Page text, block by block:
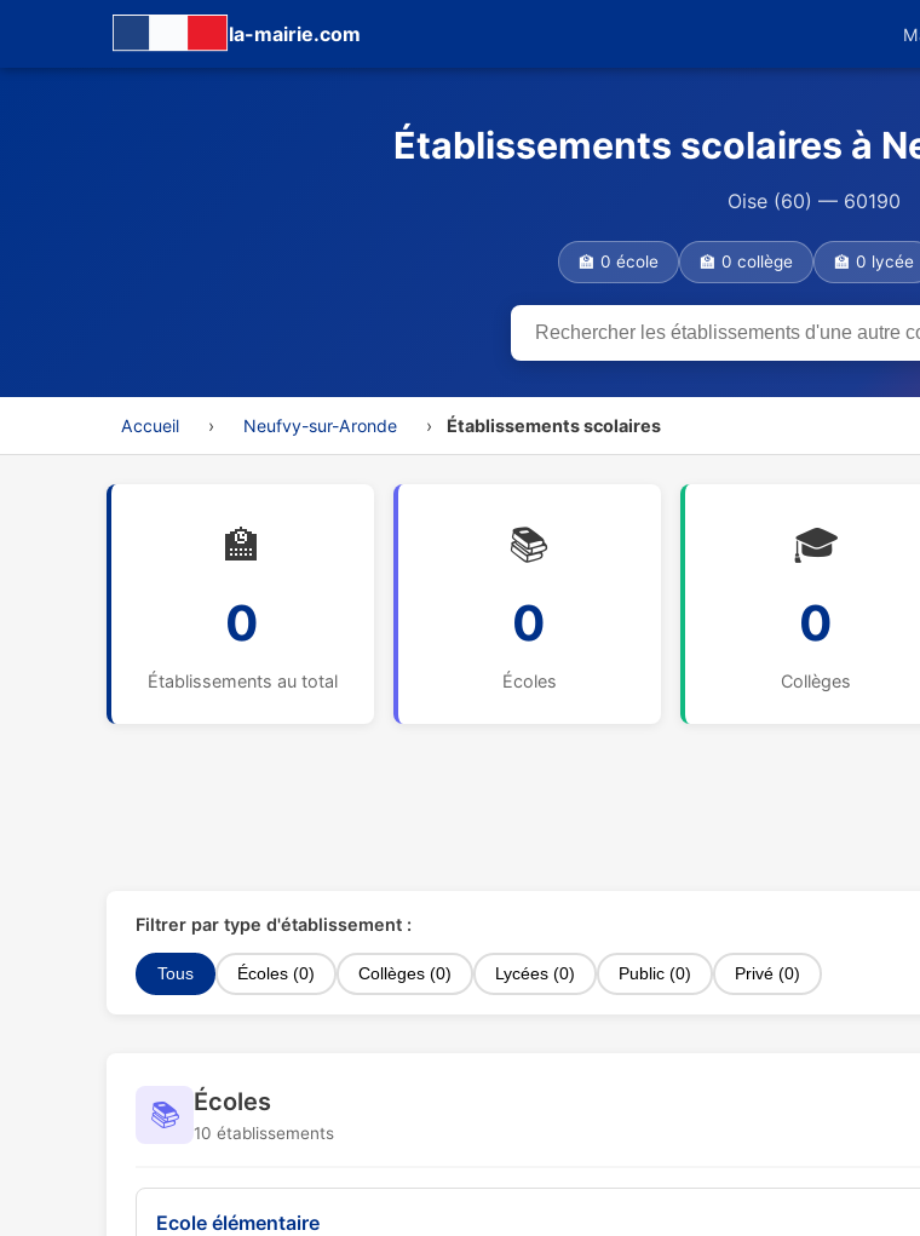
la-mairie.com
Établissements scolaires à
Oise (60) — 60190
🏫 0 école 🏫 0 collège 🏫 0 lycée
Accueil › Neufvy-sur-Aronde › Établissements scolaires
🏫
0
Établissements au total
📚
0
Écoles
🎓
0
Collèges
Filtrer par type d'établissement :
Tous Écoles (0) Collèges (0) Lycées (0) Public (0) Privé (0)
📚 Écoles
10 établissements
Ecole élémentaire